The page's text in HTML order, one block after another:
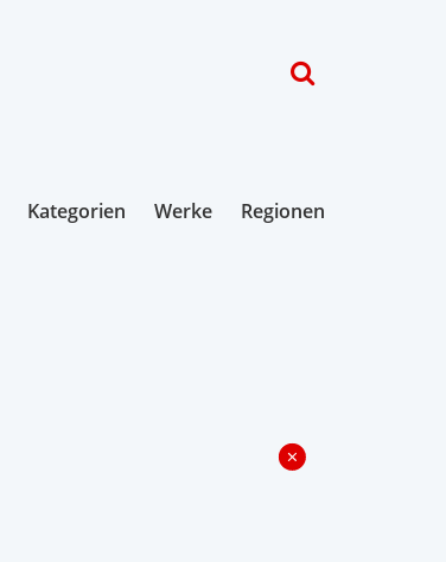
Kategorien Werke Regionen